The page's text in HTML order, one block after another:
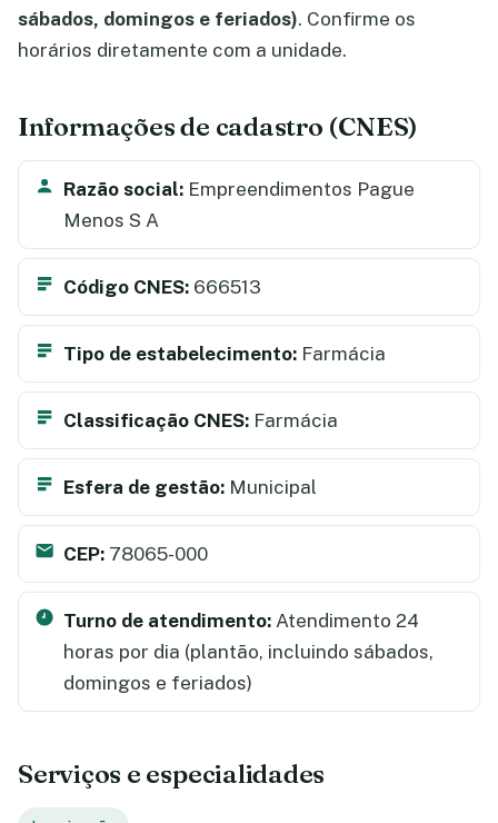
sábados, domingos e feriados). Confirme os
horários diretamente com a unidade.
Informações de cadastro (CNES)
Razão social: Empreendimentos Pague
Menos S A
Código CNES: 666513
Tipo de estabelecimento: Farmácia
Classificação CNES: Farmácia
Esfera de gestão: Municipal
CEP: 78065-000
Turno de atendimento: Atendimento 24
horas por dia (plantão, incluindo sábados,
domingos e feriados)
Serviços e especialidades